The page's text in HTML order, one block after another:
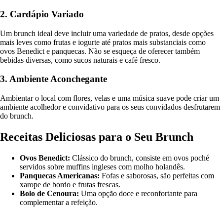
2. Cardápio Variado
Um brunch ideal deve incluir uma variedade de pratos, desde opções
mais leves como frutas e iogurte até pratos mais substanciais como
ovos Benedict e panquecas. Não se esqueça de oferecer também
bebidas diversas, como sucos naturais e café fresco.
3. Ambiente Aconchegante
Ambientar o local com flores, velas e uma música suave pode criar um
ambiente acolhedor e convidativo para os seus convidados desfrutarem
do brunch.
Receitas Deliciosas para o Seu Brunch
Ovos Benedict: Clássico do brunch, consiste em ovos poché
servidos sobre muffins ingleses com molho holandês.
Panquecas Americanas: Fofas e saborosas, são perfeitas com
xarope de bordo e frutas frescas.
Bolo de Cenoura: Uma opção doce e reconfortante para
complementar a refeição.